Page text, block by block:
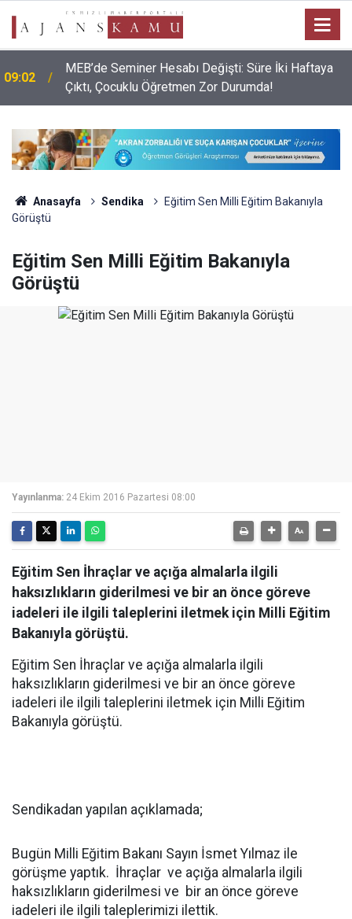
09:02
MEB’de Seminer Hesabı Değişti: Süre İki Haftaya
Çıktı, Çocuklu Öğretmen Zor Durumda!
Anasayfa Sendika
Eğitim Sen Milli Eğitim Bakanıyla
Görüştü
Eğitim Sen Milli Eğitim Bakanıyla
Görüştü
Yayınlanma: 24 Ekim 2016 Pazartesi 08:00
Eğitim Sen İhraçlar ve açığa almalarla ilgili
haksızlıkların giderilmesi ve bir an önce göreve
iadeleri ile ilgili taleplerini iletmek için Milli Eğitim
Bakanıyla görüştü.
Eğitim Sen İhraçlar ve açığa almalarla ilgili
haksızlıkların giderilmesi ve bir an önce göreve
iadeleri ile ilgili taleplerini iletmek için Milli Eğitim
Bakanıyla görüştü.
Sendikadan yapılan açıklamada;
Bugün Milli Eğitim Bakanı Sayın İsmet Yılmaz ile
görüşme yaptık. İhraçlar ve açığa almalarla ilgili
haksızlıkların giderilmesi ve bir an önce göreve
iadeleri ile ilgili taleplerimizi ilettik.